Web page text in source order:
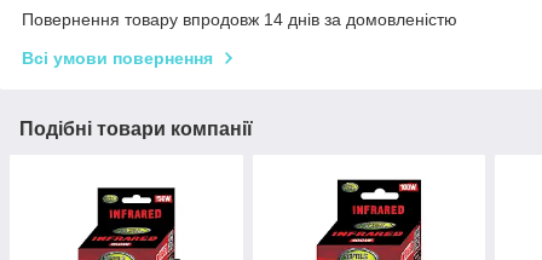
Повернення товару впродовж 14 днів за домовленістю
Всі умови повернення
Подібні товари компанії